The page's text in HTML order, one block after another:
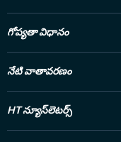
గోప్యతా విధానం
నేటి వాతావరణం
HT న్యూస్‌లెటర్స్